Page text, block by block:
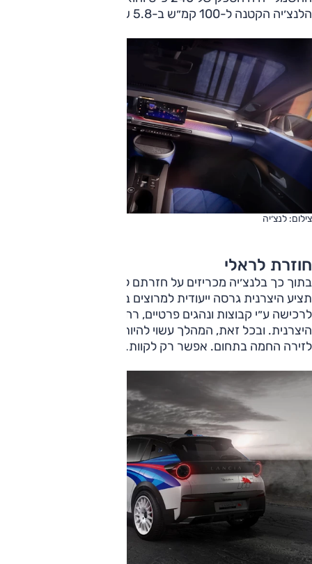
הלנצ׳יה הקטנה ל-100 קמ״ש ב-5.8 שניות בלבד.
צילום: לנצ׳יה
חוזרת לראלי
בתוך כך בלנצ׳יה מכריזים על חזרתם לעולם הראלי. בשלב זה
לרכישה ע״י קבוצות ונהגים פרטיים, רחוק מאוד מימי הזוהר של
היצרנית. ובכל זאת, המהלך עשוי להיות תחילת הדרך לחזרתה
לזירה החמה בתחום. אפשר רק לקוות.